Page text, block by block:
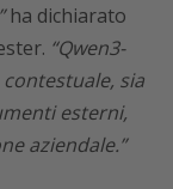
ha dichiarato
“Qwen3-
sia
esterni,
aziendale.”